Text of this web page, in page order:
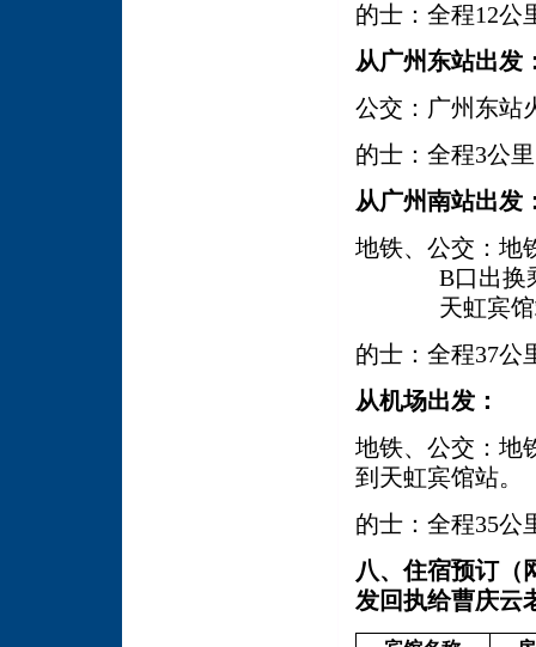
的士：全程12公
从广州东站出发
公交：广州东站
的士：全程3公
从广州南站出发
地铁、公交：地
B口出换
天虹宾
的士：全程37公
从机场出发：
地铁、公交：地
到天虹宾馆站。
的士：全程35公
八、住宿预订（
发回执给曹庆云